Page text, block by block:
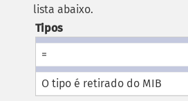
lista abaixo.
Tipos
=
O tipo é retirado do MIB